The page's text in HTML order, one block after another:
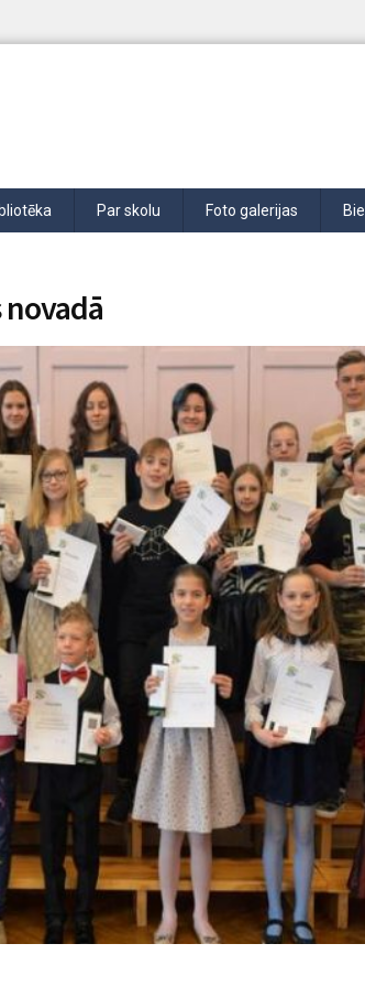
Par skolu Foto galerijas